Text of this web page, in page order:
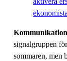
signalgruppen
sommaren, men